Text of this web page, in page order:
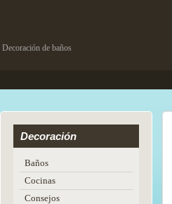
Decoración de baños
Decoración
Baños
Cocinas
Consejos